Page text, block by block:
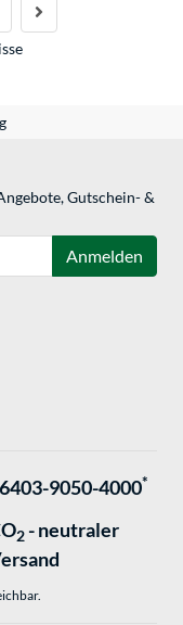
Gutschein- &
Anmelden
9050-4000*
2 - neutraler